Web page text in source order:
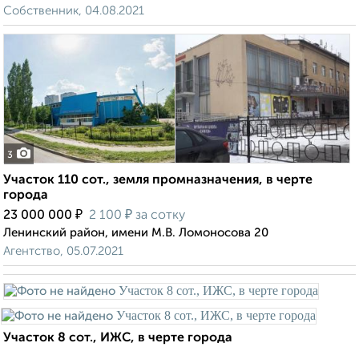
Собственник, 04.08.2021
3
Участок 110 сот., земля промназначения, в черте
города
23 000 000 ₽ 2 100 ₽ за сотку
Ленинский район, имени М.В. Ломоносова 20
Агентство, 05.07.2021
Участок 8 сот., ИЖС, в черте города